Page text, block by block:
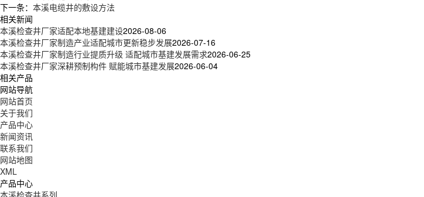
下一条： 本溪电缆井的敷设方法
相关新闻
本溪检查井厂家适配本地基建建设2026-08-06
本溪检查井厂家制造产业适配城市更新稳步发展2026-07-16
本溪检查井厂家制造行业提质升级 适配城市基建发展需求2026-06-25
本溪检查井厂家深耕预制构件 赋能城市基建发展2026-06-04
相关产品
网站导航
网站首页
关于我们
产品中心
新闻资讯
联系我们
网站地图
XML
产品中心
本溪检查井系列